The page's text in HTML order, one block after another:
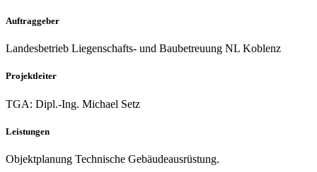
Auftraggeber
Landesbetrieb Liegenschafts- und Baubetreuung NL Koblenz
Projektleiter
TGA: Dipl.-Ing. Michael Setz
Leistungen
Objektplanung Technische Gebäudeausrüstung.